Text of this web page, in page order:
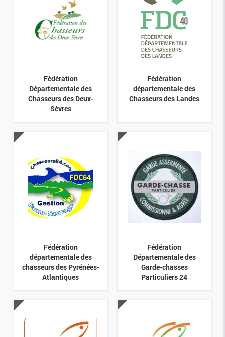
Fédération
Départementale des
Chasseurs des Deux-
Sèvres
Fédération
départementale des
Chasseurs des Landes
Fédération
départementale des
chasseurs des Pyrénées-
Atlantiques
Fédération
Départementale des
Garde-chasses
Particuliers 24